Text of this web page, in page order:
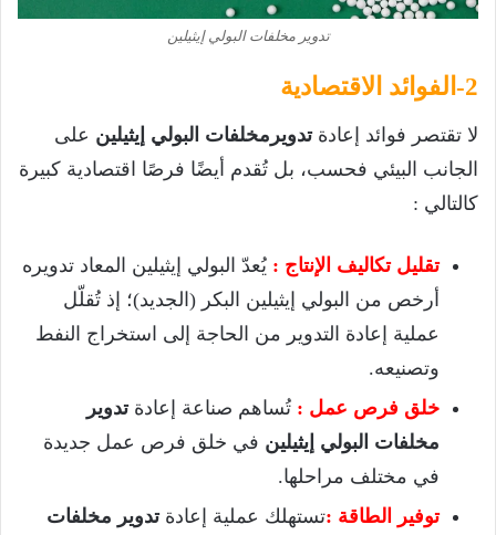
تدوير مخلفات البولي إيثيلين
2-الفوائد الاقتصادية
لا تقتصر فوائد إعادةتدويرمخلفات البولي إيثيلين على
الجانب البيئي فحسب، بل تُقدم أيضًا فرصًا اقتصادية كبيرة
كالتالي :
تقليل تكاليف الإنتاج : يُعدّ البولي إيثيلين المعاد تدويره
أرخص من البولي إيثيلين البكر (الجديد)؛ إذ تُقلّل
عملية إعادة التدوير من الحاجة إلى استخراج النفط
وتصنيعه.
خلق فرص عمل : تُساهم صناعة إعادةتدوير
مخلفات البولي إيثيلين في خلق فرص عمل جديدة
في مختلف مراحلها.
توفير الطاقة :تستهلك عملية إعادةتدوير مخلفات